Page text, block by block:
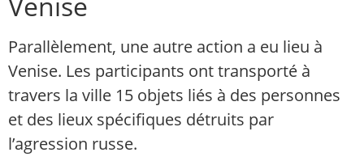
Parallèlement, une autre action a eu lieu à
Venise. Les participants ont transporté à
travers la ville 15 objets liés à des personnes
et des lieux spécifiques détruits par
l’agression russe.